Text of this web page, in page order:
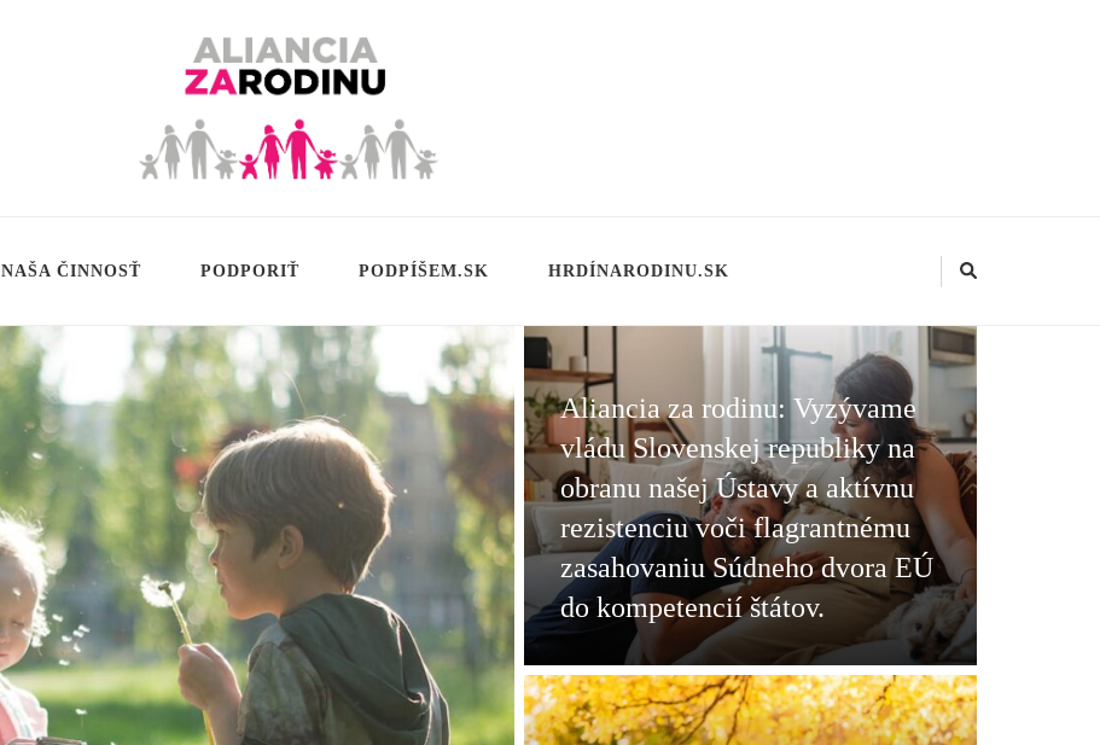
NAŠA ČINNOSŤ PODPORIŤ PODPÍŠEM.SK HRDÍNARODINU.SK
Aliancia za rodinu: Vyzývame
vládu Slovenskej republiky na
obranu našej Ústavy a aktívnu
rezistenciu voči flagrantnému
zasahovaniu Súdneho dvora EÚ
do kompetencií štátov.